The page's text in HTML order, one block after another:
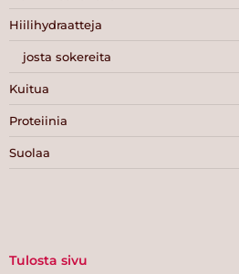
Hiilihydraatteja
josta sokereita
Kuitua
Proteiinia
Suolaa
Tulosta sivu